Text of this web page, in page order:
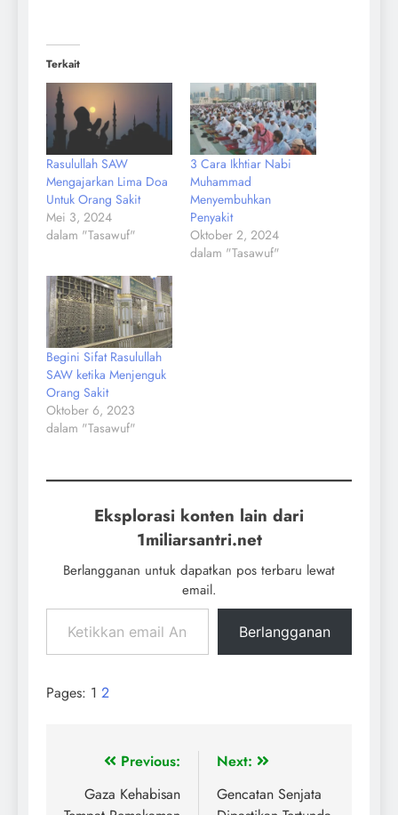
Terkait
Rasulullah SAW
Mengajarkan Lima Doa
Untuk Orang Sakit
Mei 3, 2024
dalam "Tasawuf"
3 Cara Ikhtiar Nabi
Muhammad
Menyembuhkan
Penyakit
Oktober 2, 2024
dalam "Tasawuf"
Begini Sifat Rasulullah
SAW ketika Menjenguk
Orang Sakit
Oktober 6, 2023
dalam "Tasawuf"
Eksplorasi konten lain dari
1miliarsantri.net
Berlangganan untuk dapatkan pos terbaru lewat
email.
Berlangganan
Pages: 1 2
Previous:
Gaza Kehabisan
Next:
Gencatan Senjata